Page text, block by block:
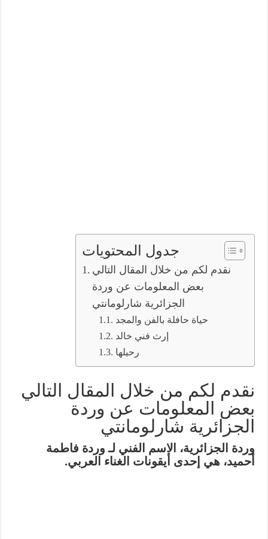
جدول المحتويات
نقدم لكم من خلال المقال التالي
بعض المعلومات عن وردة
الجزائرية شارلومانتي
حياة حافلة بالفن والمجد
إرث فني خالد
رحيلها
نقدم لكم من خلال المقال التالي
بعض المعلومات عن وردة
الجزائرية شارلومانتي
وردة الجزائرية، الاسم الفني لـ وردة فاطمة
أحميد، هي إحدى أيقونات الغناء العربي.